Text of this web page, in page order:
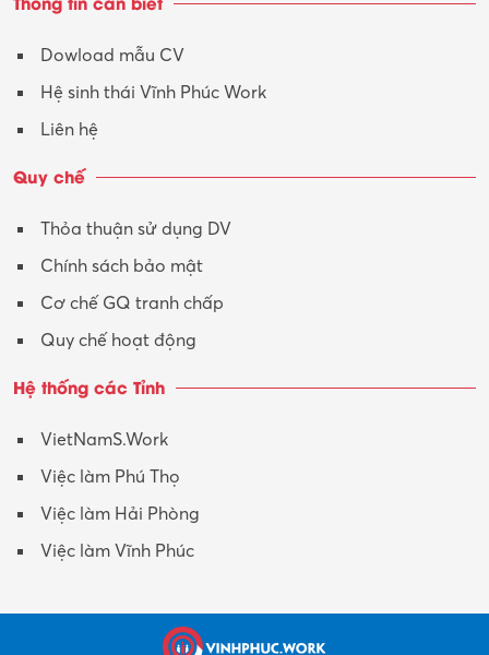
Tư vấn
Tư vấn – Kiến trúc
Y tế-Dược
Dowload mẫu CV
Hệ sinh thái Vĩnh Phúc Work
Liên hệ
Quy chế
Thỏa thuận sử dụng DV
Chính sách bảo mật
Cơ chế GQ tranh chấp
Quy chế hoạt động
Hệ thống các Tỉnh
VietNamS.Work
Việc làm Phú Thọ
Việc làm Hải Phòng
Việc làm Vĩnh Phúc